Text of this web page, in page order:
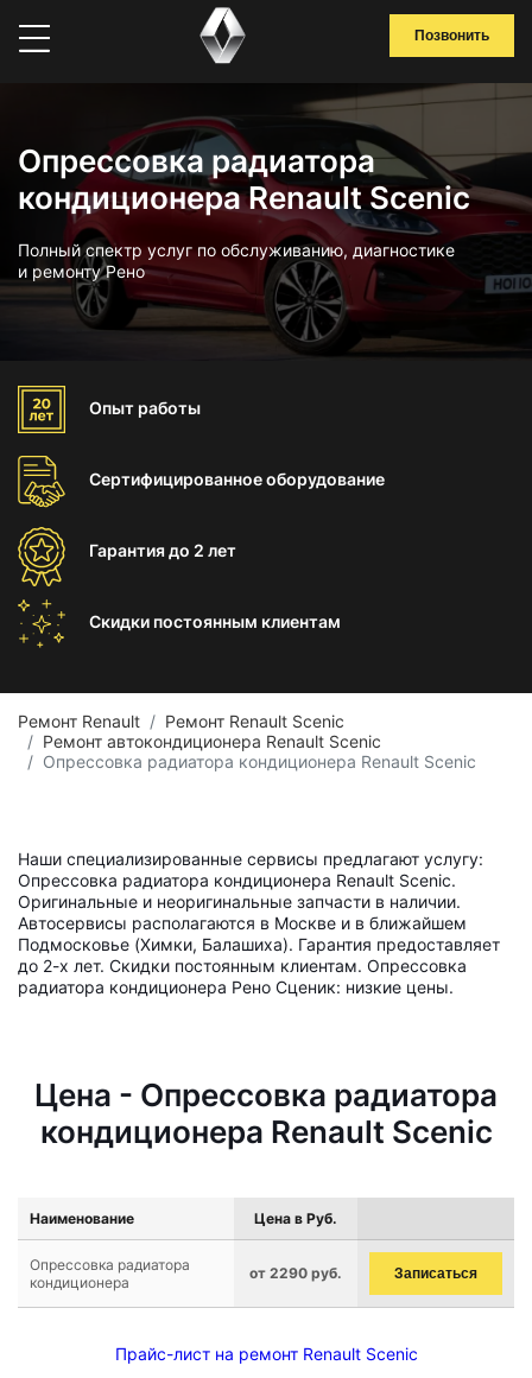
Позвонить
Опрессовка радиатора
кондиционера Renault Scenic
Полный спектр услуг по обслуживанию, диагностике
и ремонту Рено
Опыт работы
Сертифицированноеоборудование
Гарантиядо 2 лет
Скидки постоянным клиентам
Ремонт Renault
Ремонт Renault Scenic
Ремонт автокондиционера Renault Scenic
Опрессовка радиатора кондиционера Renault Scenic
Наши специализированные сервисы предлагают услугу:
Опрессовка радиатора кондиционера Renault Scenic.
Оригинальные и неоригинальные запчасти в наличии.
Автосервисы располагаются в Москве и в ближайшем
Подмосковье (Химки, Балашиха). Гарантия предоставляет
до 2-х лет. Скидки постоянным клиентам. Опрессовка
радиатора кондиционера Рено Сценик: низкие цены.
Цена - Опрессовка радиатора
кондиционера Renault Scenic
Наименование Цена в Руб.
Опрессовка радиатора
кондиционера
от 2290 руб. Записаться
Прайс-лист на ремонт Renault Scenic